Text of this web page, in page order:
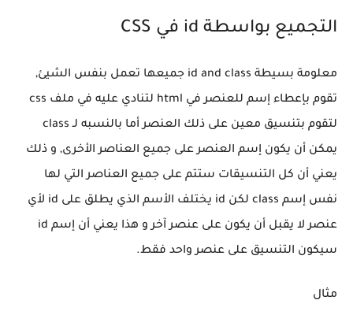
التجميع بواسطة id في CSS
معلومة بسيطة id and class جميعها تعمل بنفس الشيئ,
تقوم بإعطاء إسم للعنصر في html لتنادي عليه في ملف css
لتقوم بتنسيق معين على ذلك العنصر أما بالنسبه لـ class
يمكن أن يكون إسم العنصر على جميع العناصر الأخرى, و ذلك
يعني أن كل التنسيقات ستتم على جميع العناصر التي لها
نفس إسم class لكن id يختلف الأسم الذي يطلق على id لأي
عنصر لا يقبل أن يكون على عنصر آخر و هذا يعني أن إسم id
سيكون التنسيق على عنصر واحد فقط.
مثال